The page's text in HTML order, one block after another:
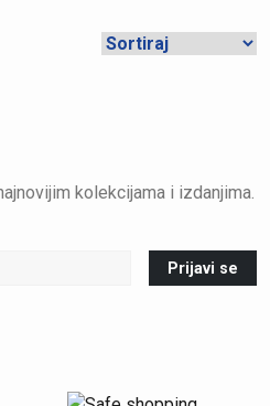
kolekcijama i izdanjima.
Prijavi se